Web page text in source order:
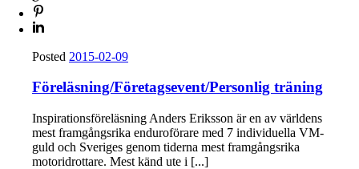
Posted 2015-02-09
Föreläsning/Företagsevent/Personlig träning
Inspirationsföreläsning Anders Eriksson är en av världens
mest framgångsrika enduroförare med 7 individuella VM-
guld och Sveriges genom tiderna mest framgångsrika
motoridrottare. Mest känd ute i [...]